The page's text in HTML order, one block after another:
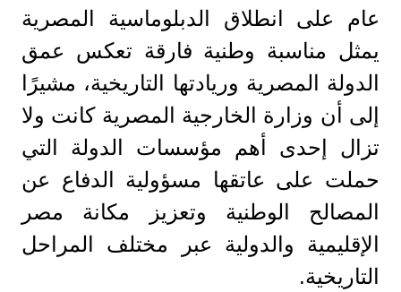
عام على انطلاق الدبلوماسية المصرية
يمثل مناسبة وطنية فارقة تعكس عمق
الدولة المصرية وريادتها التاريخية، مشيرًا
إلى أن وزارة الخارجية المصرية كانت ولا
تزال إحدى أهم مؤسسات الدولة التي
حملت على عاتقها مسؤولية الدفاع عن
المصالح الوطنية وتعزيز مكانة مصر
الإقليمية والدولية عبر مختلف المراحل
التاريخية.